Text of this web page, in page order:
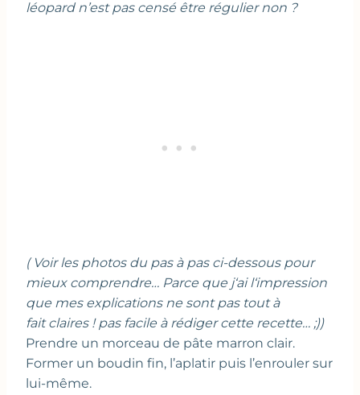
léopard n’est pas censé être régulier non ?
( Voir les photos du pas à pas ci-dessous pour
mieux comprendre… Parce que j‘ai l‘impression
que mes explications ne sont pas tout à
fait claires ! pas facile à rédiger cette recette… ;))
Prendre un morceau de pâte marron clair.
Former un boudin fin, l’aplatir puis l’enrouler sur
lui-même.